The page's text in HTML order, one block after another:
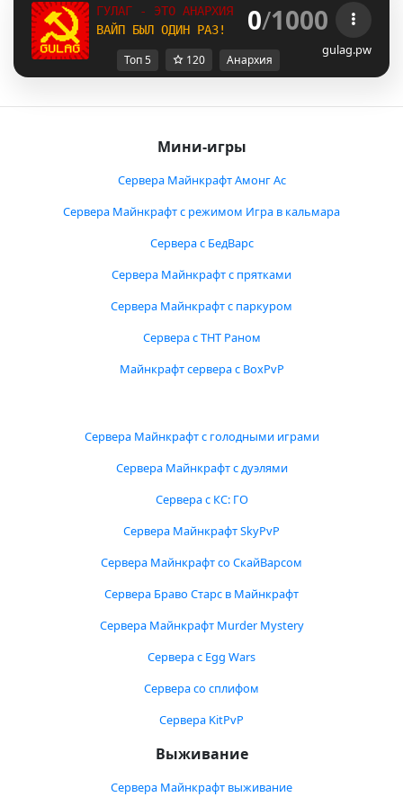
ГУЛАГ - ЭТО АНАРХИЯ БЕЗ ДОНАТА И ПРАВИЛ!
ВАЙП БЫЛ ОДИН РАЗ!
0/1000
gulag.pw
Топ 5 120 Анархия
Мини-игры
Сервера Майнкрафт Амонг Ас
Сервера Майнкрафт с режимом Игра в кальмара
Сервера с БедВарс
Сервера Майнкрафт с прятками
Сервера Майнкрафт с паркуром
Сервера с ТНТ Раном
Майнкрафт сервера с BoxPvP
Сервера Майнкрафт с голодными играми
Сервера Майнкрафт с дуэлями
Сервера с КС: ГО
Сервера Майнкрафт SkyPvP
Сервера Майнкрафт со СкайВарсом
Сервера Браво Старс в Майнкрафт
Сервера Майнкрафт Murder Mystery
Сервера с Egg Wars
Сервера со сплифом
Сервера KitPvP
Выживание
Сервера Майнкрафт выживание